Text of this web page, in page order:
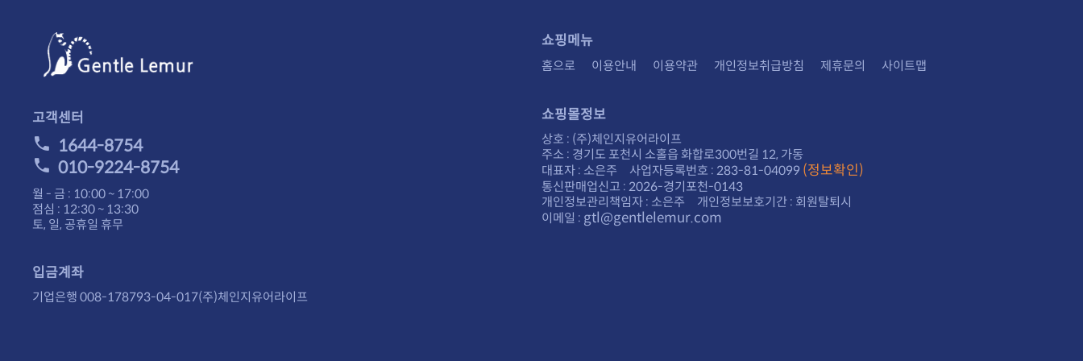
고객센터
1644-8754
010-9224-8754
월 - 금 : 10:00 ~ 17:00
점심 : 12:30 ~ 13:30
토, 일, 공휴일 휴무
입금계좌
기업은행 008-178793-04-017(주)체인지유어라이프
쇼핑메뉴
홈으로 이용안내 이용약관 개인정보취급방침 제휴문의 사이트맵
쇼핑몰정보
상호 : (주)체인지유어라이프
주소 : 경기도 포천시 소홀읍 화합로300번길 12, 가동
대표자 : 소은주 사업자등록번호 : 283-81-04099 (정보확인)
통신판매업신고 : 2026-경기포천-0143
개인정보관리책임자 : 소은주 개인정보보호기간 : 회원탈퇴시
이메일 : gtl@gentlelemur.com